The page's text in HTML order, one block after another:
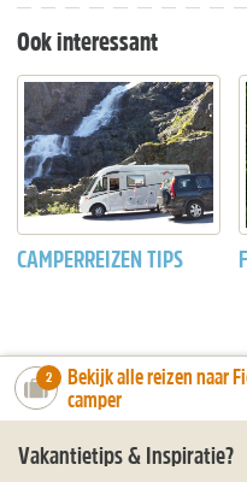
Ook interessant
CAMPERREIZEN TIPS
number_of_trips:
2
Bekijk alle reizen naar
camper
Vakantietips & Inspiratie?